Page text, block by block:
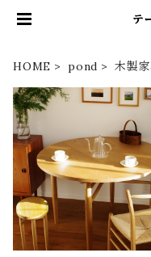
テ
HOME pond 木製